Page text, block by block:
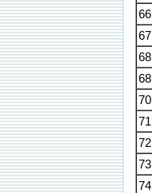
66
67
68
68
70
71
72
73
74